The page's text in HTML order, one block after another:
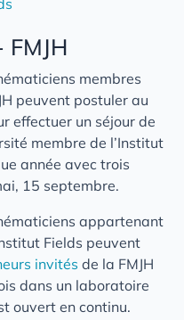
FMJH
membres
peuvent postuler au
effectuer un séjour de
membre de l’Institut
année avec trois
15 septembre.
appartenant
Fields peuvent
invités de la FMJH
dans un laboratoire
ouvert en continu.